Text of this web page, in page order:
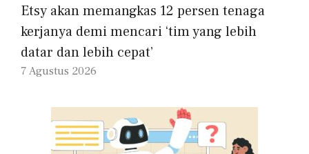
Etsy akan memangkas 12 persen tenaga
kerjanya demi mencari ‘tim yang lebih
datar dan lebih cepat’
7 Agustus 2026